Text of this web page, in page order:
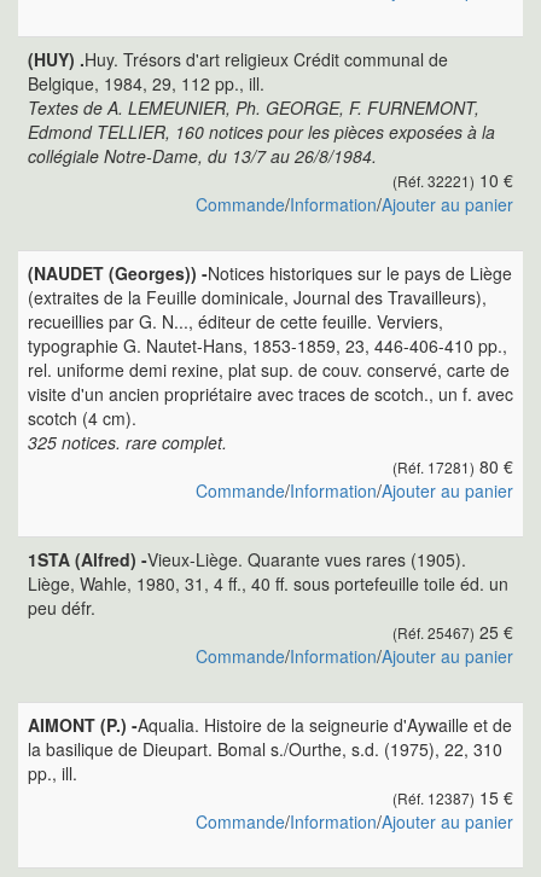
(HUY) .Huy. Trésors d'art religieux Crédit communal de
Belgique, 1984, 29, 112 pp., ill.
Textes de A. LEMEUNIER, Ph. GEORGE, F. FURNEMONT,
Edmond TELLIER, 160 notices pour les pièces exposées à la
collégiale Notre-Dame, du 13/7 au 26/8/1984.
(Réf. 32221) 10 €
Commande/Information/Ajouter au panier
(NAUDET (Georges)) -Notices historiques sur le pays de Liège
(extraites de la Feuille dominicale, Journal des Travailleurs),
recueillies par G. N..., éditeur de cette feuille. Verviers,
typographie G. Nautet-Hans, 1853-1859, 23, 446-406-410 pp.,
rel. uniforme demi rexine, plat sup. de couv. conservé, carte de
visite d'un ancien propriétaire avec traces de scotch., un f. avec
scotch (4 cm).
325 notices. rare complet.
(Réf. 17281) 80 €
Commande/Information/Ajouter au panier
1STA (Alfred) -Vieux-Liège. Quarante vues rares (1905).
Liège, Wahle, 1980, 31, 4 ff., 40 ff. sous portefeuille toile éd. un
peu défr.
(Réf. 25467) 25 €
Commande/Information/Ajouter au panier
AIMONT (P.) -Aqualia. Histoire de la seigneurie d'Aywaille et de
la basilique de Dieupart. Bomal s./Ourthe, s.d. (1975), 22, 310
pp., ill.
(Réf. 12387) 15 €
Commande/Information/Ajouter au panier